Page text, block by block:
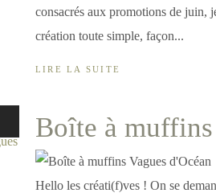
consacrés aux promotions de juin,
création toute simple, façon...
LIRE LA SUITE
Boîte à muffins
Hello les créati(f)ves ! On se